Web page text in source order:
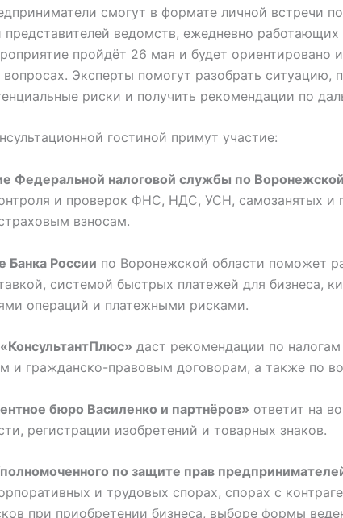
смогут в формате личной встречи
представителей ведомств, ежедневно
пройдёт 26 мая и будет
Эксперты помогут разобрать ситуацию,
риски и получить рекомендации по
гостиной примут участие:
Федеральной налоговой службы по
и проверок ФНС, НДС, УСН, самозанятых и
взносам.
Банка России по Воронежской области поможет
системой быстрых платежей для бизнеса,
операций и платежными рисками.
даст рекомендации по
и гражданско-правовым договорам, а также по
бюро Василенко и партнёров» ответит на
регистрации изобретений и товарных знаков.
по защите прав
и трудовых спорах, спорах с
при приобретении бизнеса, выборе формы